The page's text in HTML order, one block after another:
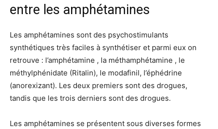
entre les amphétamines
Les amphétamines sont des psychostimulants
synthétiques très faciles à synthétiser et parmi eux on
retrouve : l’amphétamine , la méthamphétamine , le
méthylphénidate (Ritalin), le modafinil, l’éphédrine
(anorexizant). Les deux premiers sont des drogues,
tandis que les trois derniers sont des drogues.
Les amphétamines se présentent sous diverses formes